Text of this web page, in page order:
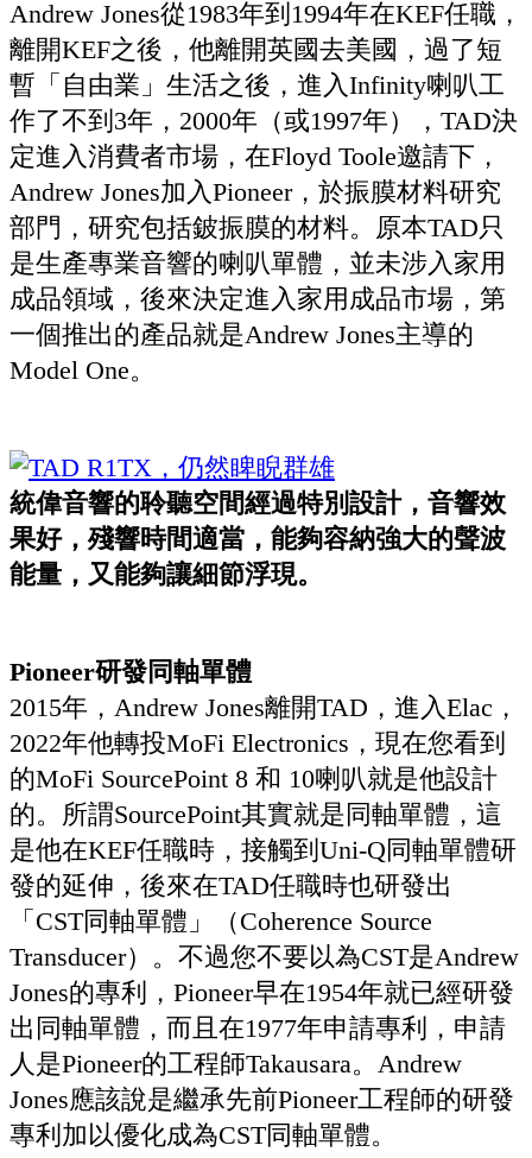
Andrew Jones從1983年到1994年在KEF任職，
離開KEF之後，他離開英國去美國，過了短
暫「自由業」生活之後，進入Infinity喇叭工
作了不到3年，2000年（或1997年），TAD決
定進入消費者市場，在Floyd Toole邀請下，
Andrew Jones加入Pioneer，於振膜材料研究
部門，研究包括鈹振膜的材料。原本TAD只
是生產專業音響的喇叭單體，並未涉入家用
成品領域，後來決定進入家用成品市場，第
一個推出的產品就是Andrew Jones主導的
Model One。
統偉音響的聆聽空間經過特別設計，音響效
果好，殘響時間適當，能夠容納強大的聲波
能量，又能夠讓細節浮現。
Pioneer研發同軸單體
2015年，Andrew Jones離開TAD，進入Elac，
2022年他轉投MoFi Electronics，現在您看到
的MoFi SourcePoint 8 和 10喇叭就是他設計
的。所謂SourcePoint其實就是同軸單體，這
是他在KEF任職時，接觸到Uni-Q同軸單體研
發的延伸，後來在TAD任職時也研發出
「CST同軸單體」（Coherence Source
Transducer）。不過您不要以為CST是Andrew
Jones的專利，Pioneer早在1954年就已經研發
出同軸單體，而且在1977年申請專利，申請
人是Pioneer的工程師Takausara。Andrew
Jones應該說是繼承先前Pioneer工程師的研發
專利加以優化成為CST同軸單體。